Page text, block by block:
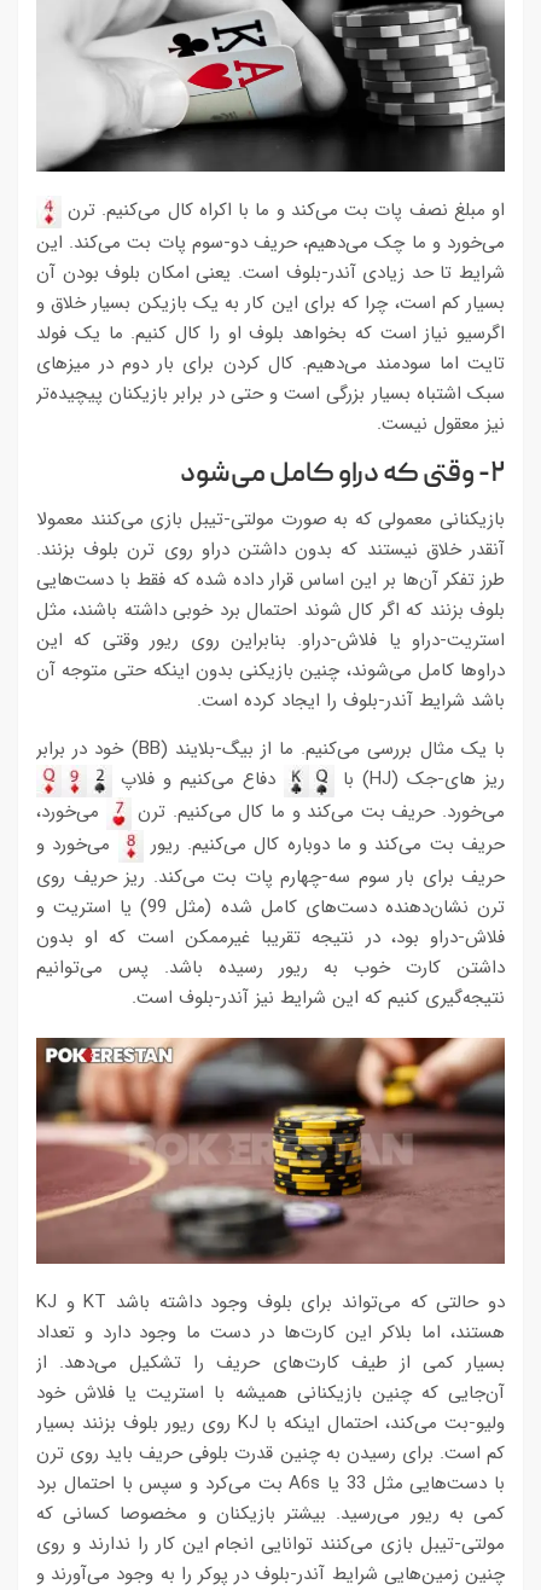
او مبلغ نصف پات بت می‌کند و ما با اکراه کال می‌کنیم. ترن
می‌خورد و ما چک می‌دهیم، حریف دو-سوم پات بت می‌کند. این
شرایط تا حد زیادی آندر-بلوف است. یعنی امکان بلوف بودن آن
بسیار کم است، چرا که برای این کار به یک بازیکن بسیار خلاق و
اگرسیو نیاز است که بخواهد بلوف او را کال کنیم. ما یک فولد
تایت اما سودمند می‌دهیم. کال کردن برای بار دوم در میزهای
سبک اشتباه بسیار بزرگی است و حتی در برابر بازیکنان پیچیده‌تر
نیز معقول نیست.
۲- وقتی که دراو کامل می‌شود
بازیکنانی معمولی که به صورت مولتی-تیبل بازی می‌کنند معمولا
آنقدر خلاق نیستند که بدون داشتن دراو روی ترن بلوف بزنند.
طرز تفکر آن‌ها بر این اساس قرار داده شده که فقط با دست‌هایی
بلوف بزنند که اگر کال شوند احتمال برد خوبی داشته باشند، مثل
استریت-دراو یا فلاش-دراو. بنابراین روی ریور وقتی که این
دراوها کامل می‌شوند، چنین بازیکنی بدون اینکه حتی متوجه آن
باشد شرایط آندر-بلوف را ایجاد کرده است.
با یک مثال بررسی می‌کنیم. ما از بیگ-بلایند (BB) خود در برابر
ریز های-جک (HJ) با
دفاع می‌کنیم و فلاپ
می‌خورد. حریف بت می‌کند و ما کال می‌کنیم. ترن
می‌خورد،
حریف بت می‌کند و ما دوباره کال می‌کنیم. ریور
می‌خورد و
حریف برای بار سوم سه-چهارم پات بت می‌کند. ریز حریف روی
ترن نشان‌دهنده دست‌های کامل شده (مثل 99) یا استریت و
فلاش-دراو بود، در نتیجه تقریبا غیرممکن است که او بدون
داشتن کارت خوب به ریور رسیده باشد. پس می‌توانیم
نتیجه‌گیری کنیم که این شرایط نیز آندر-بلوف است.
دو حالتی که می‌تواند برای بلوف وجود داشته باشد KT و KJ
هستند، اما بلاکر این کارت‌ها در دست ما وجود دارد و تعداد
بسیار کمی از طیف کارت‌های حریف را تشکیل می‌دهد. از
آن‌جایی که چنین بازیکنانی همیشه با استریت یا فلاش خود
ولیو-بت می‌کند، احتمال اینکه با KJ روی ریور بلوف بزنند بسیار
کم است. برای رسیدن به چنین قدرت بلوفی حریف باید روی ترن
با دست‌هایی مثل 33 یا A6s بت می‌کرد و سپس با احتمال برد
کمی به ریور می‌رسید. بیشتر بازیکنان و مخصوصا کسانی که
مولتی-تیبل بازی می‌کنند توانایی انجام این کار را ندارند و روی
چنین زمین‌هایی شرایط آندر-بلوف در پوکر را به وجود می‌آورند و